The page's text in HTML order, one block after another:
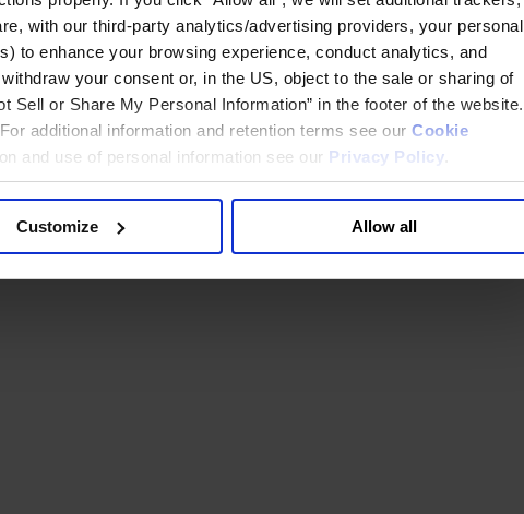
with our third-party analytics/advertising providers, your personal
to enhance your browsing experience, conduct analytics, and
your consent or, in the US, object to the sale or sharing of
Sell or Share My Personal Information” in the footer of the website.
additional information and retention terms see our Cookie
and use of personal information see our Privacy Policy
Customize Allow all